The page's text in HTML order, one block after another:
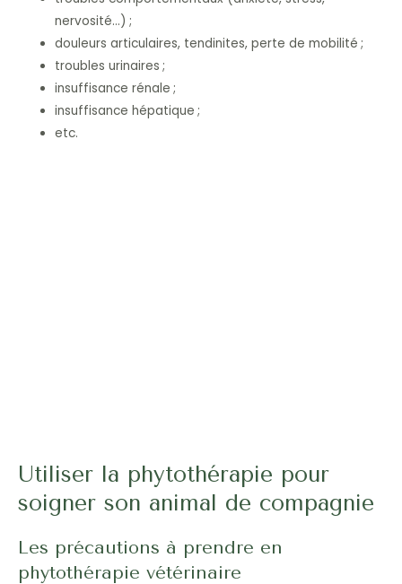
nervosité…) ;
douleurs articulaires, tendinites, perte de mobilité ;
troubles urinaires ;
insuffisance rénale ;
insuffisance hépatique ;
etc.
Utiliser la phytothérapie pour
soigner son animal de compagnie
Les précautions à prendre en
phytothérapie vétérinaire